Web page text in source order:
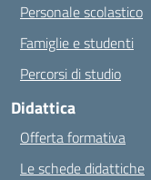
Personale scolastico
Famiglie e studenti
Percorsi di studio
Didattica
Offerta formativa
Le schede didattiche